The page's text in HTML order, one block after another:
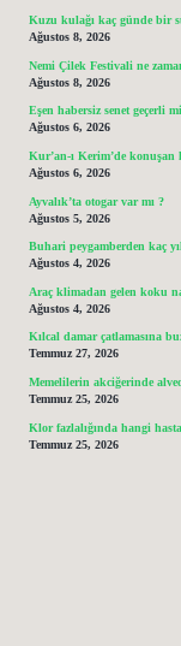
Kuzu kulağı kaç günde bir
Ağustos 8, 2026
Nemi Çilek Festivali ne
Ağustos 8, 2026
Eşen habersiz senet geçerli
Ağustos 6, 2026
Kur’an-ı Kerim’de
Ağustos 6, 2026
Ayvalık’ta otogar var mı ?
Ağustos 5, 2026
Buhari peygamberden kaç
Ağustos 4, 2026
Araç klimadan gelen koku
Ağustos 4, 2026
Kılcal damar çatlamasına
Temmuz 27, 2026
Memelilerin akciğerinde
Temmuz 25, 2026
Klor fazlalığında hangi
Temmuz 25, 2026